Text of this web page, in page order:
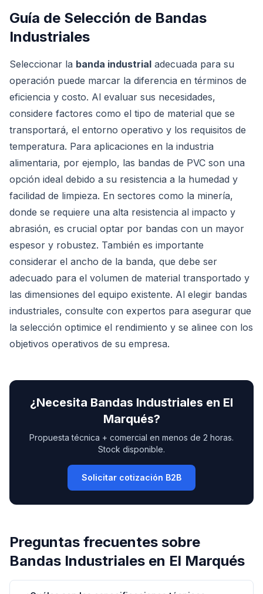
Guía de Selección de Bandas
Industriales
Seleccionar la banda industrial adecuada para su
operación puede marcar la diferencia en términos de
eficiencia y costo. Al evaluar sus necesidades,
considere factores como el tipo de material que se
transportará, el entorno operativo y los requisitos de
temperatura. Para aplicaciones en la industria
alimentaria, por ejemplo, las bandas de PVC son una
opción ideal debido a su resistencia a la humedad y
facilidad de limpieza. En sectores como la minería,
donde se requiere una alta resistencia al impacto y
abrasión, es crucial optar por bandas con un mayor
espesor y robustez. También es importante
considerar el ancho de la banda, que debe ser
adecuado para el volumen de material transportado y
las dimensiones del equipo existente. Al elegir bandas
industriales, consulte con expertos para asegurar que
la selección optimice el rendimiento y se alinee con los
objetivos operativos de su empresa.
¿Necesita Bandas Industriales en El
Marqués?
Propuesta técnica + comercial en menos de 2 horas.
Stock disponible.
Solicitar cotización B2B
Preguntas frecuentes sobre
Bandas Industriales en El Marqués